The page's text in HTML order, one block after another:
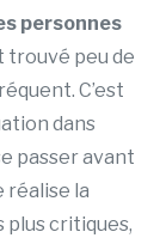
personnes
trouvé peu de
C’est
dans
passer avant
réalise la
plus critiques,